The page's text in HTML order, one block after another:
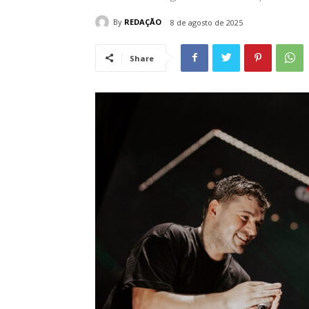
By REDAÇÃO 8 de agosto de 2025
Share